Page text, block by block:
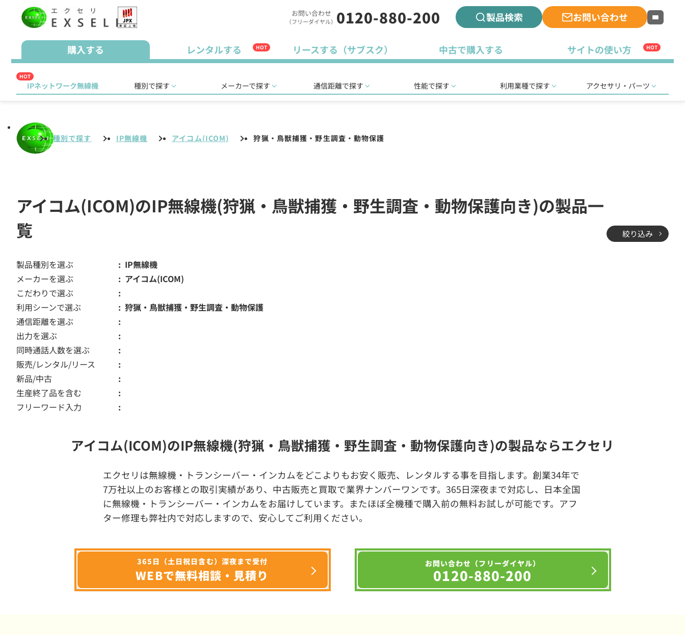
お問い合わせ
（フリーダイヤル） 0120-880-200 製品検索 お問い合わせ
購入する レンタルする HOT リースする（サブスク） 中古で購入する サイトの使い方 HOT
HOT
IPネットワーク無線機 種別で探す メーカーで探す 通信距離で探す 性能で探す 利用業種で探す アクセサリ・パーツ
種別で探す IP無線機 アイコム(ICOM) 狩猟・鳥獣捕獲・野生調査・動物保護
アイコム(ICOM)のIP無線機(狩猟・鳥獣捕獲・野生調査・動物保護向き)の製品一
覧
絞り込み
製品種別を選ぶ
IP無線機
メーカーを選ぶ
アイコム(ICOM)
こだわりで選ぶ
利用シーンで選ぶ
狩猟・鳥獣捕獲・野生調査・動物保護
通信距離を選ぶ
出力を選ぶ
同時通話人数を選ぶ
販売/レンタル/リース
新品/中古
生産終了品を含む
フリーワード入力
アイコム(ICOM)のIP無線機(狩猟・鳥獣捕獲・野生調査・動物保護向き)の製品ならエクセリ
エクセリは無線機・トランシーバー・インカムをどこよりもお安く販売、レンタルする事を目指します。創業34年で
7万社以上のお客様との取引実績があり、中古販売と買取で業界ナンバーワンです。365日深夜まで対応し、日本全国
に無線機・トランシーバー・インカムをお届けしています。またほぼ全機種で購入前の無料お試しが可能です。アフ
ター修理も弊社内で対応しますので、安心してご利用ください。
365日（土日祝日含む）深夜まで受付
WEBで無料相談・見積り
お問い合わせ（フリーダイヤル）
0120-880-200